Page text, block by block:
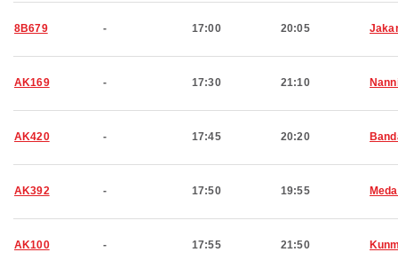
8B679 - 17:00 20:05
AK169 - 17:30 21:10
AK420 - 17:45 20:20
AK392 - 17:50 19:55
AK100 - 17:55 21:50